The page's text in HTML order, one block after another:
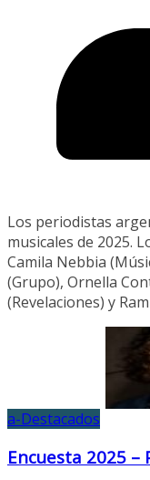
Los periodistas
musicales de 2025.
Camila Nebbia
(Grupo), Ornella
(Revelaciones) y
a-Destacados
Encuesta 2025